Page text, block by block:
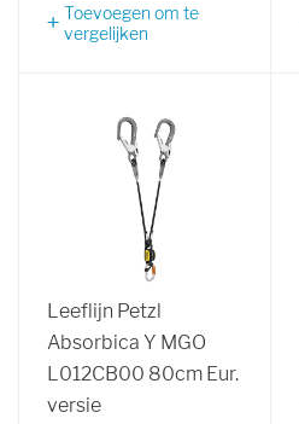
Toevoegen om te
vergelijken
Leeflijn Petzl
Absorbica Y MGO
L012CB00 80cm Eur.
versie